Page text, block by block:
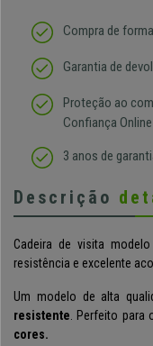
Compra de
Garantia de
Proteção ao
Confiança Online
3 anos de
Descrição
Cadeira de visita modelo
resistência e excelente
Um modelo de alta
resistente . Perfeito
cores.